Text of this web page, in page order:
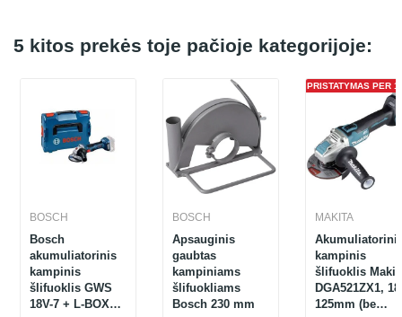
5 kitos prekės toje pačioje kategorijoje:
BOSCH
Bosch
akumuliatorinis
kampinis
šlifuoklis GWS
18V-7 + L-BOXX,
BOSCH
Apsauginis
gaubtas
kampiniams
šlifuokliams
Bosch 230 mm
PRISTATYMAS PER 1
MAKITA
kampinis
šlifuoklis
DGA521ZX1,
125mm (be